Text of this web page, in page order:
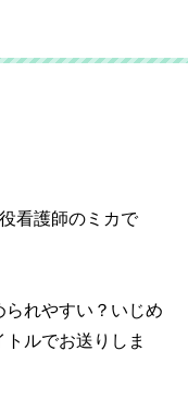
看護師のミカで
れやすい？いじめ
ルでお送りしま